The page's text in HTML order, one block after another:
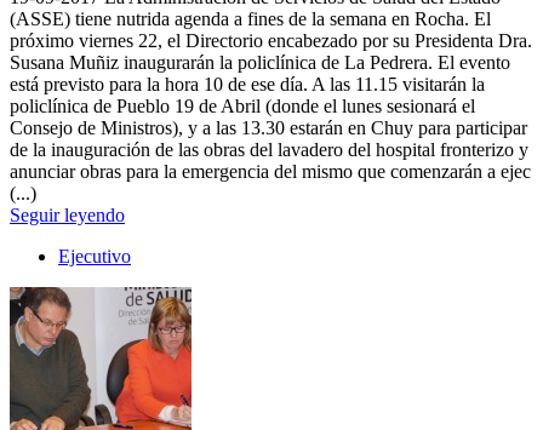
(ASSE) tiene nutrida agenda a fines de la semana en Rocha. El
próximo viernes 22, el Directorio encabezado por su Presidenta Dra.
Susana Muñiz inaugurarán la policlínica de La Pedrera. El evento
está previsto para la hora 10 de ese día. A las 11.15 visitarán la
policlínica de Pueblo 19 de Abril (donde el lunes sesionará el
Consejo de Ministros), y a las 13.30 estarán en Chuy para participar
de la inauguración de las obras del lavadero del hospital fronterizo y
anunciar obras para la emergencia del mismo que comenzarán a ejec
(...)
Seguir leyendo
Ejecutivo